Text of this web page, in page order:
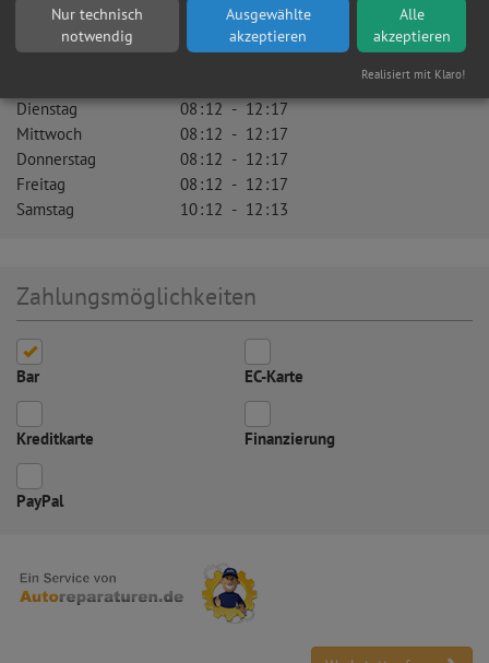
Handwerkskammer
Öffnungszeiten
Dienstag
08:12 - 12:17
Mittwoch
08 :12 - 12 :17
Donnerstag
08 :12 - 12 :17
Freitag
08 :12 - 12 :17
Samstag
10:12 - 12 :13
Zahlungsmöglichkeiten
Bar EC-Karte
Kreditkarte Finanzierung
PayPal
Nur technisch
notwendig
Ausgewählte
akzeptieren
Alle
akzeptieren
Realisiert mit Klaro!